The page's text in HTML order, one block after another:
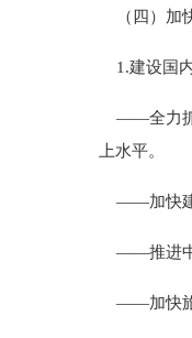
（四）加
1.建设国内
——全力抓
上水平。
——加快建
——推进中
——加快旅